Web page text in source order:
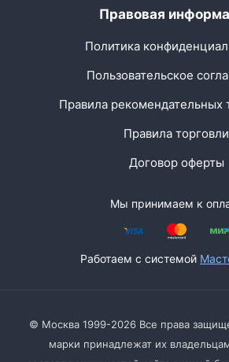
Правовая
Политика
Пользовательское
Правила рекомендательных
Правила торговли
Договор оферты
Мы принимаем к
Работаем с системой
© Москва 1999-2026 Все права
марки принадлежат их